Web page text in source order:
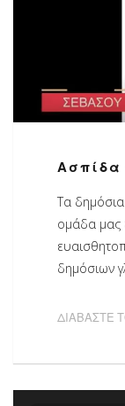
Ασπίδα
Τα
ομάδα μας
δημόσιων
ΔΙΑΒΆΣΤΕ